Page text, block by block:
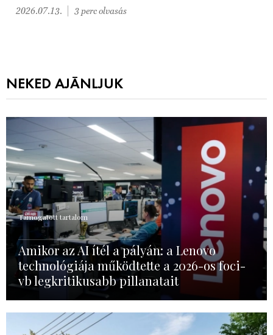
2026.07.13. 3 perc olvasás
NEKED AJÁNLJUK
Támogatott tartalom
Amikor az AI ítél a pályán: a Lenovo
technológiája működtette a 2026-os foci-
vb legkritikusabb pillanatait